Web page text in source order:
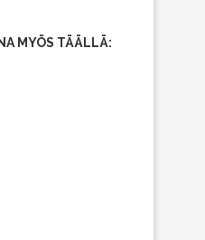
MYÖS TÄÄLLÄ: